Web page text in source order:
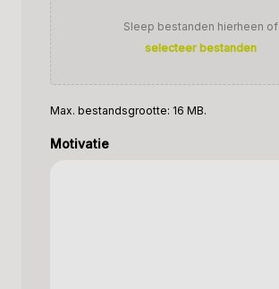
Sleep bestanden hierheen of
selecteer bestanden
Max. bestandsgrootte: 16 MB.
Motivatie